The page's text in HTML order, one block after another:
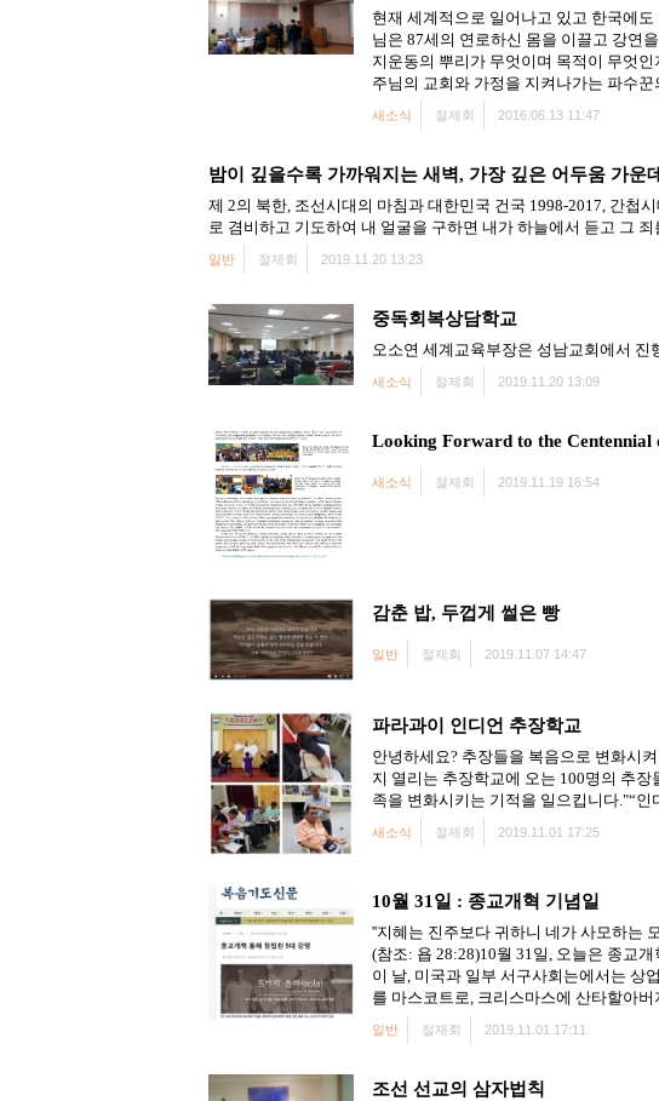
현재 세계적으로 일어나고 있고 한국에
님은 87세의 연로하신 몸을 이끌고 강연
지운동의 뿌리가 무엇이며 목적이 무엇
주님의 교회와 가정을 지켜나가는 파수
새소식 절제회 2016.06.13 11:47
밤이 깊을수록 가까워지는 새벽, 가장 깊은 어두움 가운
제 2의 북한, 조선시대의 마침과 대한민국 건국 1998-2017, 간첩
로 겸비하고 기도하여 내 얼굴을 구하면 내가 하늘에서 듣고 그
일반 절제회 2019.11.20 13:23
중독회복상담학교
오소연 세계교육부장은 성남교회에서
새소식 절제회 2019.11.20 13:09
Looking Forward to the Centennial
새소식 절제회 2019.11.19 16:54
감춘 밥, 두껍게 썰은 빵
일반 절제회 2019.11.07 14:47
파라과이 인디언 추장학교
안녕하세요? 추장들을 복음으로 변화시
지 열리는 추장학교에 오는 100명의 추
족을 변화시키는 기적을 일으킵니다."“인
새소식 절제회 2019.11.01 17:25
10월 31일 : 종교개혁 기념일
''지혜는 진주보다 귀하니 네가 사모하는
(참조: 욥 28:28)10월 31일, 오늘은 종교
이 날, 미국과 일부 서구사회는에서는 상
를 마스코트로, 크리스마스에 산타할아
일반 절제회 2019.11.01 17:11
조선 선교의 삼자법칙